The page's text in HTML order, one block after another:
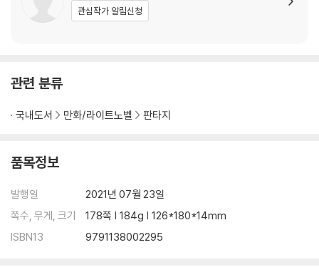
관심작가 알림신청
관련 분류
국내도서 만화/라이트노벨 판타지
품목정보
발행일
2021년 07월 23일
쪽수, 무게, 크기
178쪽 | 184g | 126*180*14mm
ISBN13
9791138002295